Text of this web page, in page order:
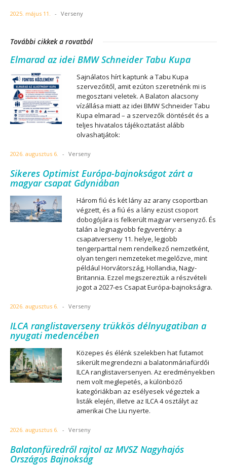
2025. május 11. - Verseny
További cikkek a rovatból
Elmarad az idei BMW Schneider Tabu Kupa
Sajnálatos hírt kaptunk a Tabu Kupa
szervezőitől, amit ezúton szeretnénk mi is
megosztani veletek. A Balaton alacsony
vízállása miatt az idei BMW Schneider Tabu
Kupa elmarad – a szervezők döntését és a
teljes hivatalos tájékoztatást alább
olvashatjátok:
2026. augusztus 6. - Verseny
Sikeres Optimist Európa-bajnokságot zárt a
magyar csapat Gdyniában
Három fiú és két lány az arany csoportban
végzett, és a fiú és a lány ezüst csoport
dobogójára is felkerült magyar versenyző. És
talán a legnagyobb fegyvertény: a
csapatverseny 11. helye, legjobb
tengerparttal nem rendelkező nemzetként,
olyan tengeri nemzeteket megelőzve, mint
például Horvátország, Hollandia, Nagy-
Britannia. Ezzel megszereztük a részvételi
jogot a 2027-es Csapat Európa-bajnokságra.
2026. augusztus 6. - Verseny
ILCA ranglistaverseny trükkös délnyugatiban a
nyugati medencében
Közepes és élénk szelekben hat futamot
sikerült megrendezni a balatonmáriafürdői
ILCA ranglistaversenyen. Az eredményekben
nem volt meglepetés, a különböző
kategóriákban az esélyesek végeztek a
listák elején, illetve az ILCA 4 osztályt az
amerikai Che Liu nyerte.
2026. augusztus 6. - Verseny
Balatonfüredről rajtol az MVSZ Nagyhajós
Országos Bajnokság